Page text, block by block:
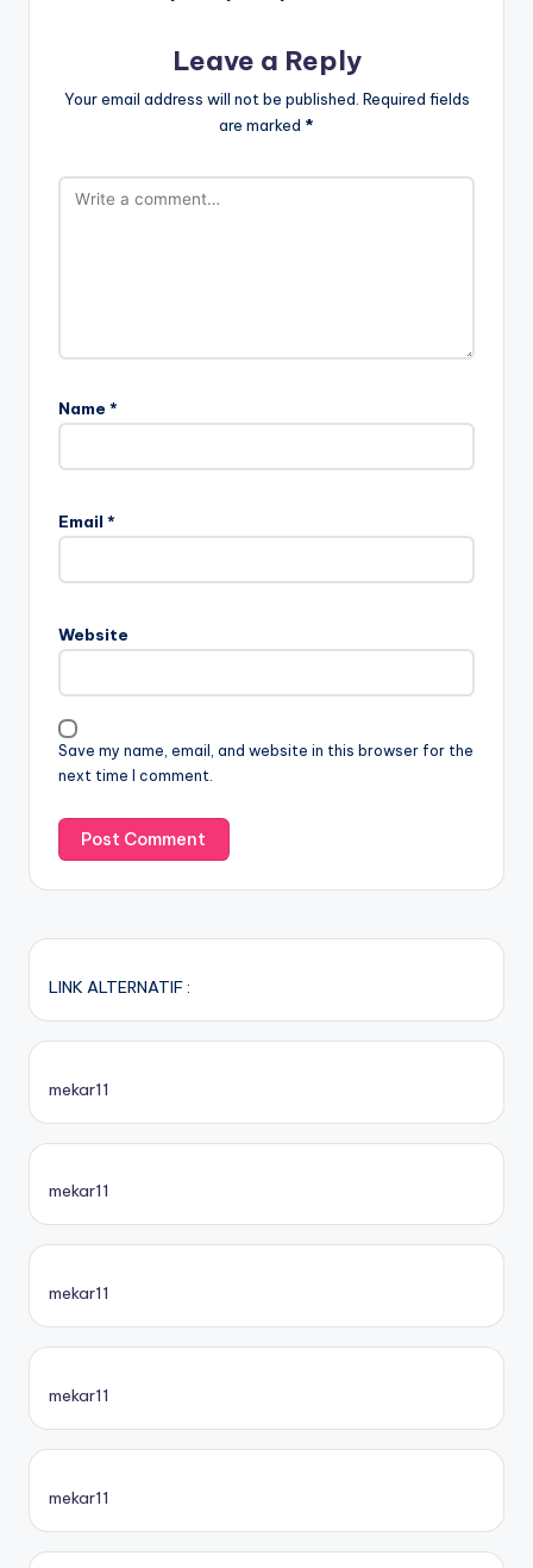
Leave a Reply
Your email address will not be published. Required fields
are marked *
Name *
Email *
Website
Save my name, email, and website in this browser for the
next time I comment.
LINK ALTERNATIF :
mekar11
mekar11
mekar11
mekar11
mekar11